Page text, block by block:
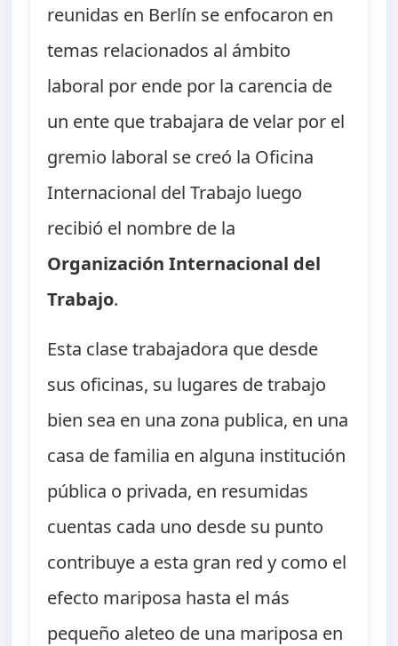
reunidas en Berlín se enfocaron en
temas relacionados al ámbito
laboral por ende por la carencia de
un ente que trabajara de velar por el
gremio laboral se creó la Oficina
Internacional del Trabajo luego
recibió el nombre de la
Organización Internacional del
Trabajo.
Esta clase trabajadora que desde
sus oficinas, su lugares de trabajo
bien sea en una zona publica, en una
casa de familia en alguna institución
pública o privada, en resumidas
cuentas cada uno desde su punto
contribuye a esta gran red y como el
efecto mariposa hasta el más
pequeño aleteo de una mariposa en